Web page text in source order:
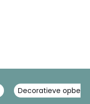
Decoratieve